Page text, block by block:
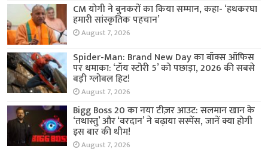
CM योगी ने बुनकरों का किया सम्मान, कहा- ‘हथकरघा
हमारी सांस्कृतिक पहचान’
August 7, 2026
Spider-Man: Brand New Day का बॉक्स ऑफिस
पर धमाका: ‘टॉय स्टोरी 5’ को पछाड़ा, 2026 की सबसे
बड़ी ग्लोबल हिट!
August 7, 2026
Bigg Boss 20 का नया टीज़र आउट: सलमान खान के
‘तथास्तु’ और ‘वरदान’ ने बढ़ाया सस्पेंस, जानें क्या होगी
इस बार की थीम!
August 7, 2026